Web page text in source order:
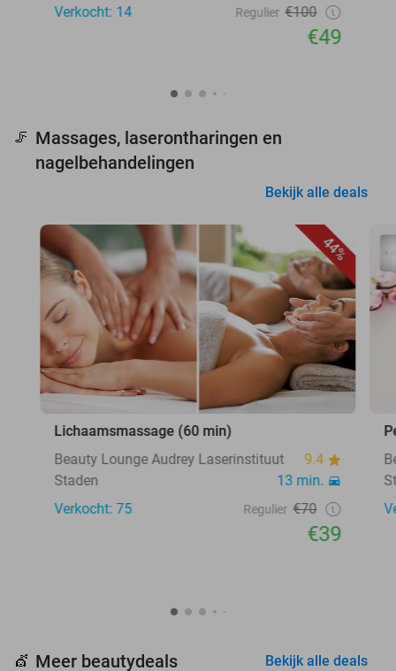
Verkocht: 14
Regulier €100
€49
🦵 Massages, laserontharingen en
nagelbehandelingen
Bekijk alle deals
44%
Lichaamsmassage (60 min)
Beauty Lounge Audrey Laserinstituut
9.4
Staden
13 min.
Verkocht: 75
Regulier €70
€39
💇 Meer beautydeals Bekijk alle deals